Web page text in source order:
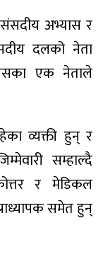
संसदीय अभ्यास र
दलको नेता
एक नेताले
व्यक्ती हुन् र
सम्हाल्दै
र मेडिकल
समेत हुन्